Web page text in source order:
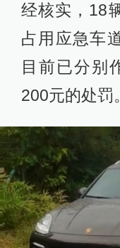
经核实，18
占用应急车
目前已分别
200元的处罚。